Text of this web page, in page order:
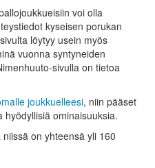
voi olla
kyseisen porukan
löytyy usein myös
vuonna syntyneiden
sivulla on tietoa
joukkuelleesi, niin pääset
hyödyllisiä ominaisuuksia.
on yhteensä yli 160